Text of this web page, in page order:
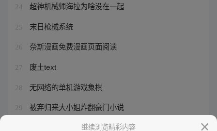
24 超神机械师海拉为啥没在一起
25 末日枪械系统
26 奈斯漫画免费漫画页面阅读
27 废土text
28 无网络的单机游戏象棋
29 被弃归来大小姐炸翻豪门小说
继续浏览精彩内容